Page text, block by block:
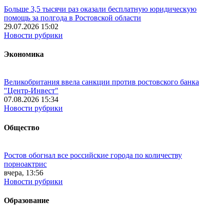
Больше 3,5 тысячи раз оказали бесплатную юридическую
помощь за полгода в Ростовской области
29.07.2026 15:02
Новости рубрики
Экономика
Великобритания ввела санкции против ростовского банка
"Центр-Инвест"
07.08.2026 15:34
Новости рубрики
Общество
Ростов обогнал все российские города по количеству
порноактрис
вчера, 13:56
Новости рубрики
Образование